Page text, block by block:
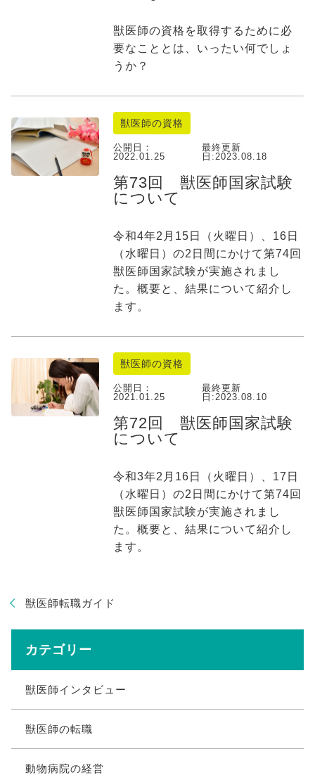
獣医師の資格を取得するために必
要なこととは、いったい何でしょ
うか？
獣医師の資格
公開日：
2022.01.25
最終更新
日:2023.08.18
第73回 獣医師国家試験
について
令和4年2月15日（火曜日）、16日
（水曜日）の2日間にかけて第74回
獣医師国家試験が実施されまし
た。概要と、結果について紹介し
ます。
獣医師の資格
公開日：
2021.01.25
最終更新
日:2023.08.10
第72回 獣医師国家試験
について
令和3年2月16日（火曜日）、17日
（水曜日）の2日間にかけて第74回
獣医師国家試験が実施されまし
た。概要と、結果について紹介し
ます。
獣医師転職ガイド
カテゴリー
獣医師インタビュー
獣医師の転職
動物病院の経営